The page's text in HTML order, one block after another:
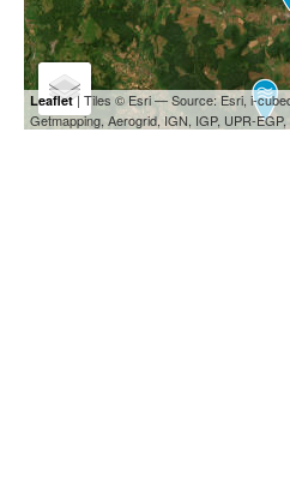
Leaflet| Tiles © Esri — Source: Esri, i-
Getmapping, Aerogrid, IGN, IGP, UPR-